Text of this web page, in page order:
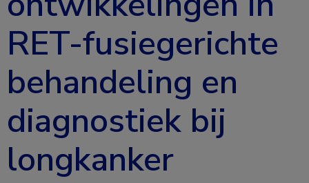
RET-fusiegerichte
behandeling en
diagnostiek bij
longkanker